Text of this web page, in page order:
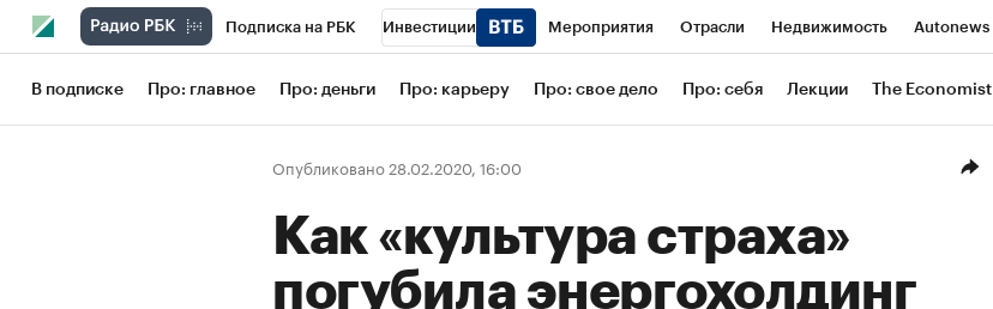
Подписка на РБК Инвестиции Мероприятия Отрасли Недвижимость Autonews
Школа управления РБК РБК Образование РБК Life Тренды Визионеры
Рынок наличной валюты
В подписке Про: главное Про: деньги Про: карьеру Про: свое дело Про: себя Лекции The Economist
Опубликовано 28.02.2020, 16:00
Как «культура страха»
погубила энергохолдинг